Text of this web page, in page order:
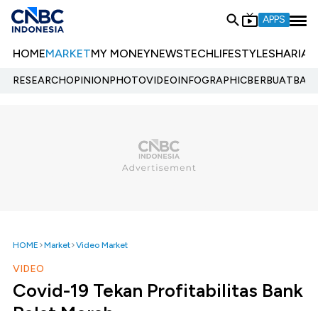
APPS
HOMEMARKETMY MONEYNEWSTECHLIFESTYLESHARIA
RESEARCHOPINIONPHOTOVIDEOINFOGRAPHIC
HOME Market Video Market
VIDEO
Covid-19 Tekan Profitabilitas Bank